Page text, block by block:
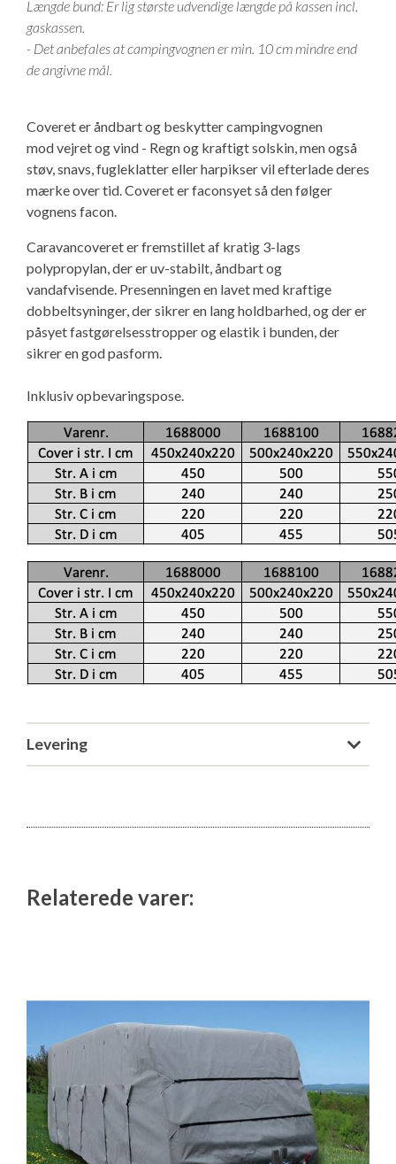
Isabella Opstillingsvejledninger
GPDR - Optagelse af foto og video
Længde bund: Er lig største udvendige længde på kassen incl.
gaskassen.
- Det anbefales at campingvognen er min. 10 cm mindre end
de angivne mål.
Coveret er åndbart og beskytter campingvognen
mod vejret og vind - Regn og kraftigt solskin, men også
støv, snavs, fugleklatter eller harpikser vil efterlade deres
mærke over tid. Coveret er faconsyet så den følger
vognens facon.
Caravancoveret er fremstillet af kratig 3-lags
polypropylan, der er uv-stabilt, åndbart og
vandafvisende. Presenningen en lavet med kraftige
dobbeltsyninger, der sikrer en lang holdbarhed, og der er
påsyet fastgørelsesstropper og elastik i bunden, der
sikrer en god pasform.
Inklusiv opbevaringspose.
Levering
Relaterede varer: